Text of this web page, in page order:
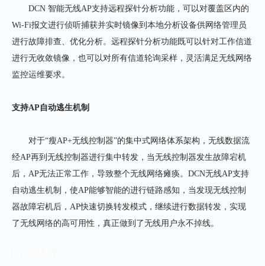
DCN 智能无线AP支持远程探针分析功能，可以对覆盖区内的
Wi-Fi报文进行侦听捕获并实时镜像到本地分析设备供网络管理员
进行故障排查、优化分析。远程探针分析功能既可以针对工作信道
进行无收敛镜像，也可以对所有信道轮询采样，灵活满足无线网络
监控运维要求。
支持AP 自动逃生机制
对于“瘦AP+无线控制器”的集中式网络体系架构，无线数据流
经AP再到无线控制器进行集中转发，当无线控制器发生故障宕机
后，AP无法正常工作，导致整个无线网络瘫痪。DCN无线AP支持
自动逃生机制，使AP能够智能的进行链路感知，当发现无线控制
器故障宕机后，AP快速切换转发模式，继续进行数据转发，实现
了无线网络的高可用性，真正做到了无线用户永不掉线。